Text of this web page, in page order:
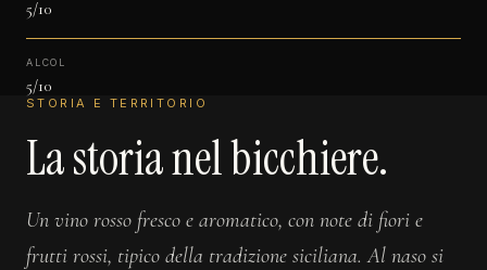
5/10
ALCOL
5/10
STORIA E TERRITORIO
La storia nel bicchiere.
Un vino rosso fresco e aromatico, con note di fiori e
frutti rossi, tipico della tradizione siciliana. Al naso si